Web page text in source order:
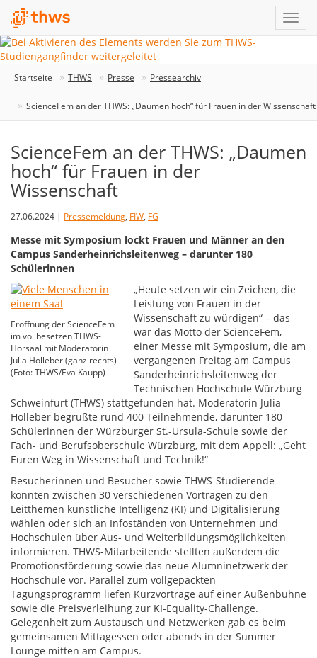
Startseite THWS Presse Pressearchiv
ScienceFem an der THWS: „Daumen hoch“ für Frauen in der Wissenschaft
ScienceFem an der THWS: „Daumen
hoch“ für Frauen in der
Wissenschaft
27.06.2024 | Pressemeldung, FIW, FG
Messe mit Symposium lockt Frauen und Männer an den
Campus Sanderheinrichsleitenweg – darunter 180
Schülerinnen
Eröffnung der ScienceFem
im vollbesetzen THWS-
Hörsaal mit Moderatorin
Julia Holleber (ganz rechts)
(Foto: THWS/Eva Kaupp)
„Heute setzen wir ein Zeichen, die
Leistung von Frauen in der
Wissenschaft zu würdigen“ – das
war das Motto der ScienceFem,
einer Messe mit Symposium, die am
vergangenen Freitag am Campus
Sanderheinrichsleitenweg der
Technischen Hochschule Würzburg-
Schweinfurt (THWS) stattgefunden hat. Moderatorin Julia
Holleber begrüßte rund 400 Teilnehmende, darunter 180
Schülerinnen der Würzburger St.-Ursula-Schule sowie der
Fach- und Berufsoberschule Würzburg, mit dem Appell: „Geht
Euren Weg in Wissenschaft und Technik!“
Besucherinnen und Besucher sowie THWS-Studierende
konnten zwischen 30 verschiedenen Vorträgen zu den
Leitthemen künstliche Intelligenz (KI) und Digitalisierung
wählen oder sich an Infoständen von Unternehmen und
Hochschulen über Aus- und Weiterbildungsmöglichkeiten
informieren. THWS-Mitarbeitende stellten außerdem die
Promotionsförderung sowie das neue Alumninetzwerk der
Hochschule vor. Parallel zum vollgepackten
Tagungsprogramm liefen Kurzvorträge auf einer Außenbühne
sowie die Preisverleihung zur KI-Equality-Challenge.
Gelegenheit zum Austausch und Netzwerken gab es beim
gemeinsamen Mittagessen oder abends in der Summer
Lounge mitten am Campus.